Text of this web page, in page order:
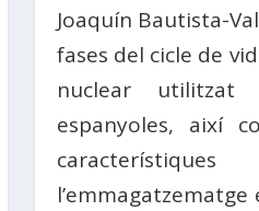
Joaquín Bautista-
fases del cicle de
nuclear
espanyoles, així
l’emmagatzematge